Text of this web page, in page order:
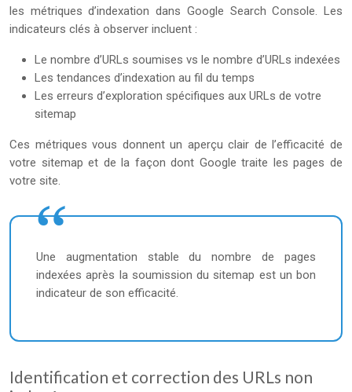
les métriques d’indexation dans Google Search Console. Les
indicateurs clés à observer incluent :
Le nombre d’URLs soumises vs le nombre d’URLs indexées
Les tendances d’indexation au fil du temps
Les erreurs d’exploration spécifiques aux URLs de votre
sitemap
Ces métriques vous donnent un aperçu clair de l’efficacité de
votre sitemap et de la façon dont Google traite les pages de
votre site.
Une augmentation stable du nombre de pages
indexées après la soumission du sitemap est un bon
indicateur de son efficacité.
Identification et correction des URLs non